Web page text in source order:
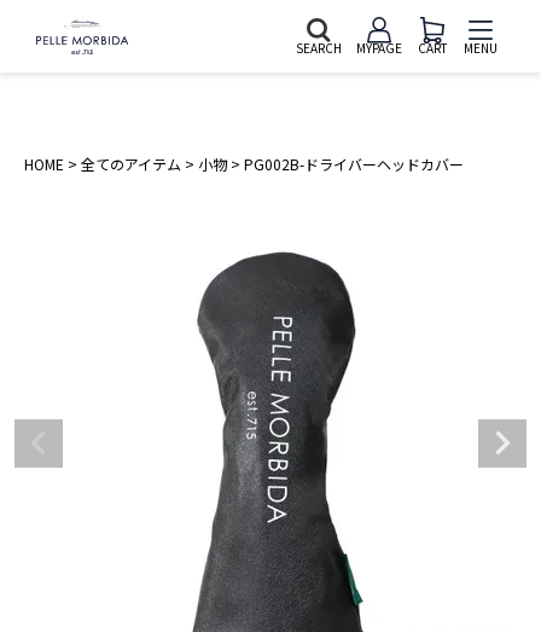
SEARCH MYPAGE CART MENU
HOME 全てのアイテム 小物 PG002B-ドライバーヘッドカバー